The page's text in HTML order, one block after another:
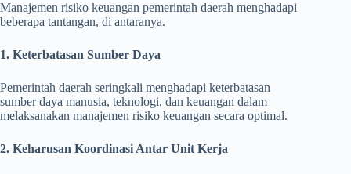
Manajemen risiko keuangan pemerintah daerah menghadapi
beberapa tantangan, di antaranya.
1. Keterbatasan Sumber Daya
Pemerintah daerah seringkali menghadapi keterbatasan
sumber daya manusia, teknologi, dan keuangan dalam
melaksanakan manajemen risiko keuangan secara optimal.
2. Keharusan Koordinasi Antar Unit Kerja